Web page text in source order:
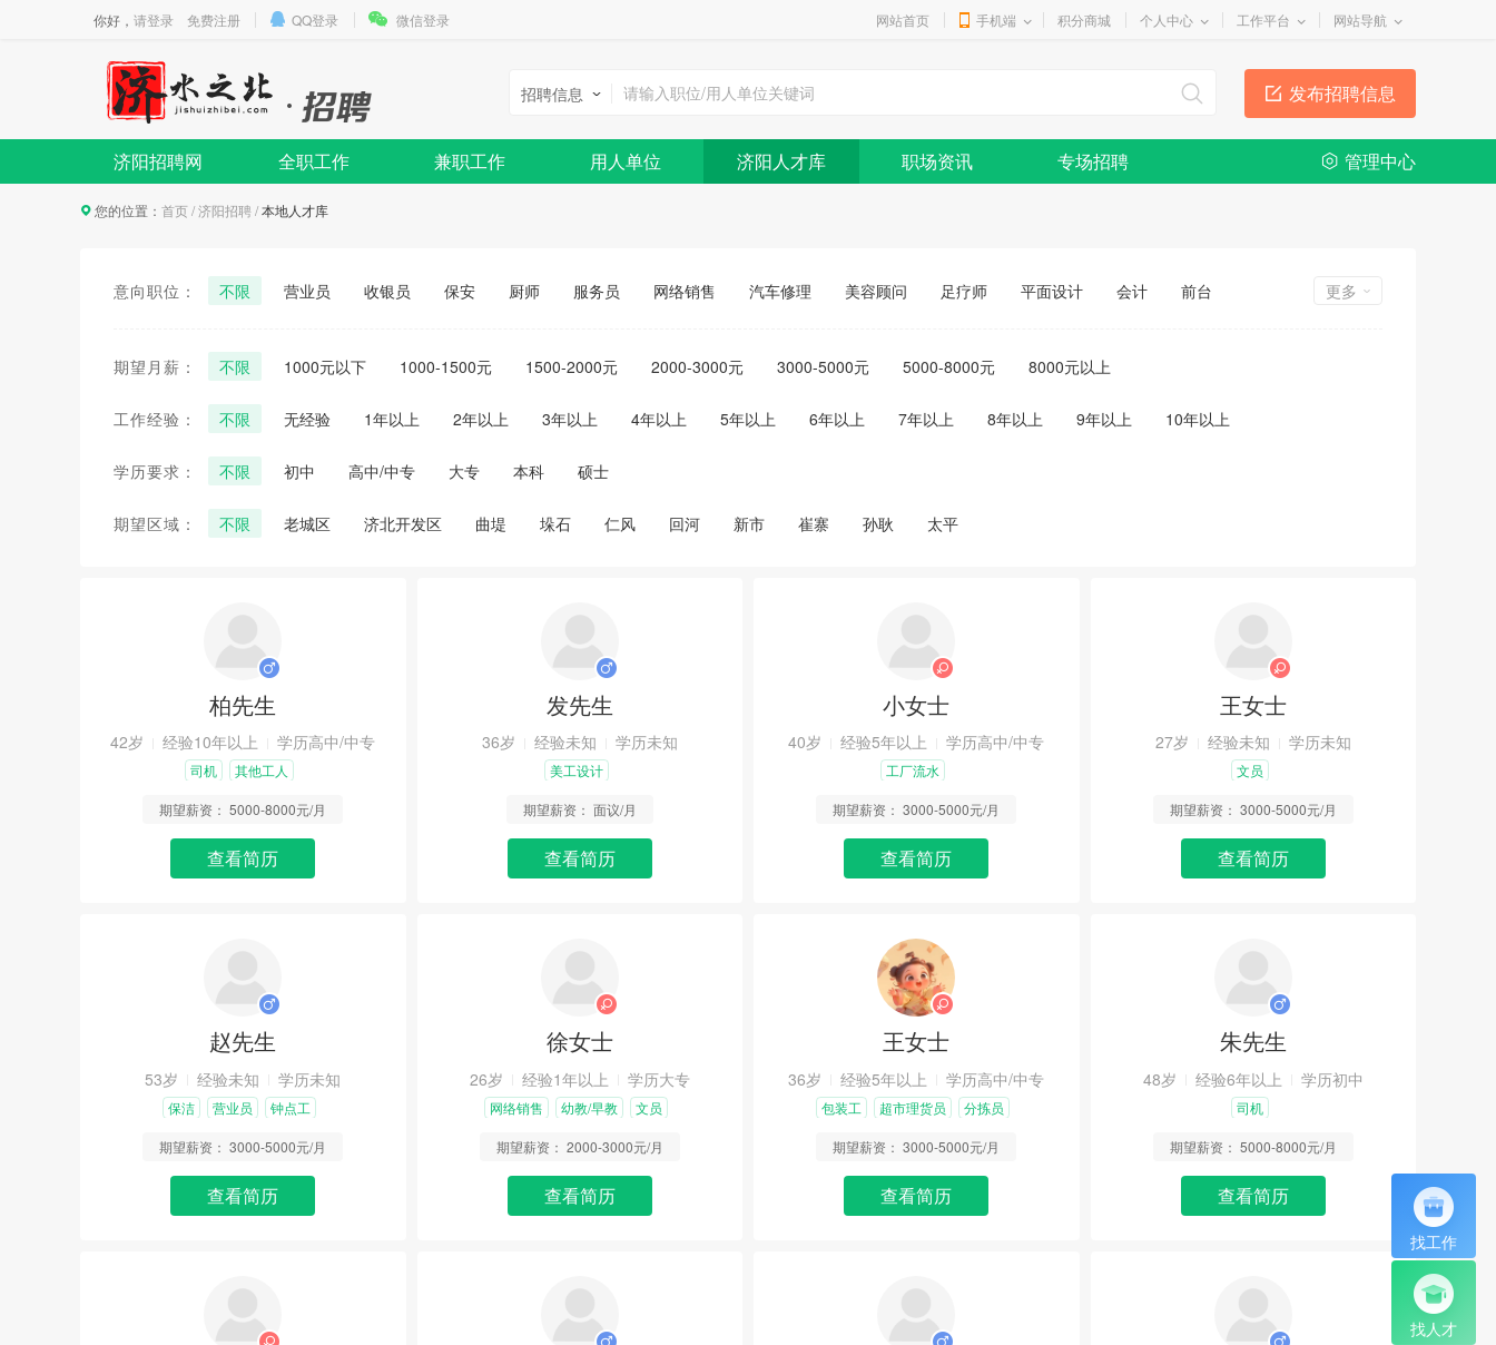
你好， 请登录 免费注册 QQ登录 微信登录 网站首页 手机端 积分商城 个人中心 工作平台 网站导航
发布招聘信息
招聘信息
济阳招聘网 全职工作 兼职工作 用人单位 济阳人才库 职场资讯 专场招聘 管理中心
找工作
找人才
您的位置： 首页/济阳招聘/本地人才库
意向职位： 不限 营业员 收银员 保安 厨师 服务员 网络销售 汽车修理 美容顾问 足疗师 平面设计 会计
前台
更多
期望月薪： 不限 1000元以下 1000-1500元 1500-2000元 2000-3000元 3000-5000元 5000-8000元 8000元以上
工作经验： 不限 无经验 1年以上 2年以上 3年以上 4年以上 5年以上 6年以上 7年以上 8年以上 9年以上 10年以上
学历要求： 不限 初中 高中/中专 大专 本科 硕士
期望区域： 不限 老城区 济北开发区 曲堤 垛石 仁风 回河 新市 崔寨 孙耿 太平
柏先生
42岁 经验10年以上 学历高中/中专
司机 其他工人
期望薪资：5000-8000元/月
查看简历
发先生
36岁 经验未知 学历未知
美工设计
期望薪资： 面议/月
查看简历
小女士
40岁 经验5年以上 学历高中/中专
工厂流水
期望薪资：3000-5000元/月
查看简历
王女士
27岁 经验未知 学历未知
文员
期望薪资： 3000-5000元/月
查看简历
赵先生
53岁 经验未知 学历未知
保洁 营业员 钟点工
期望薪资：3000-5000元/月
查看简历
徐女士
26岁 经验1年以上 学历大专
网络销售 幼教/早教 文员
期望薪资： 2000-3000元/月
查看简历
王女士
36岁 经验5年以上 学历高中/中专
包装工 超市理货员 分拣员
期望薪资：3000-5000元/月
查看简历
朱先生
48岁 经验6年以上 学历初中
司机
期望薪资： 5000-8000元/月
查看简历